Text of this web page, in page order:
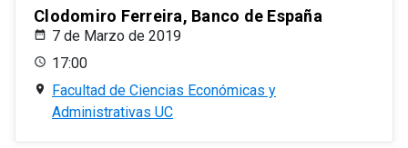
Clodomiro Ferreira, Banco de España
7 de Marzo de 2019
17:00
Facultad de Ciencias Económicas y
Administrativas UC